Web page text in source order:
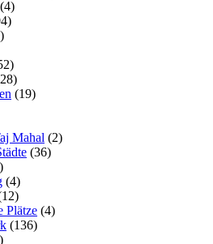
(4)
(19)
Mahal (2)
(36)
(4)
Plätze (4)
(136)